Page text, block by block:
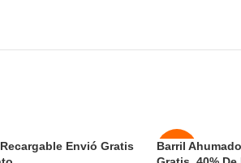
Envió Gratis
-43%
Barril